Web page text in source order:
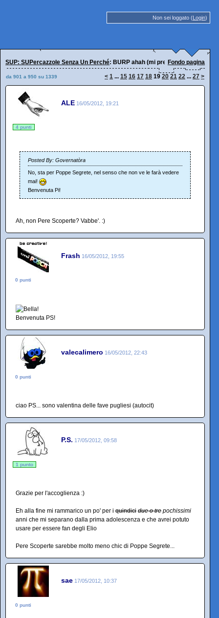
Non sei loggato (Login)
SUP: SUPercazzole Senza Un Perché: BURP ahah (mi presento)Fondo pagina
da 901 a 950 su 1339 < 1 ... 15 16 17 18 19 20 21 22 ... 27 >
ALE 16/05/2012, 19:21
4 punti
Posted By: Governatòra
No, sta per Poppe Segrete, nel senso che non ve le farà vedere
mai!
Benvenuta Pi!
Ah, non Pere Scoperte? Vabbe'. :)
Frash 16/05/2012, 19:55
0 punti
Benvenuta PS!
valecalimero 16/05/2012, 22:43
0 punti
ciao PS... sono valentina delle fave pugliesi (autocit)
P.S. 17/05/2012, 09:58
1 punto
Grazie per l'accoglienza :)
Eh alla fine mi rammarico un po' per i quindici due o tre pochissimi
anni che mi separano dalla prima adolescenza e che avrei potuto
usare per essere fan degli Elio
Pere Scoperte sarebbe molto meno chic di Poppe Segrete...
sae 17/05/2012, 10:37
0 punti